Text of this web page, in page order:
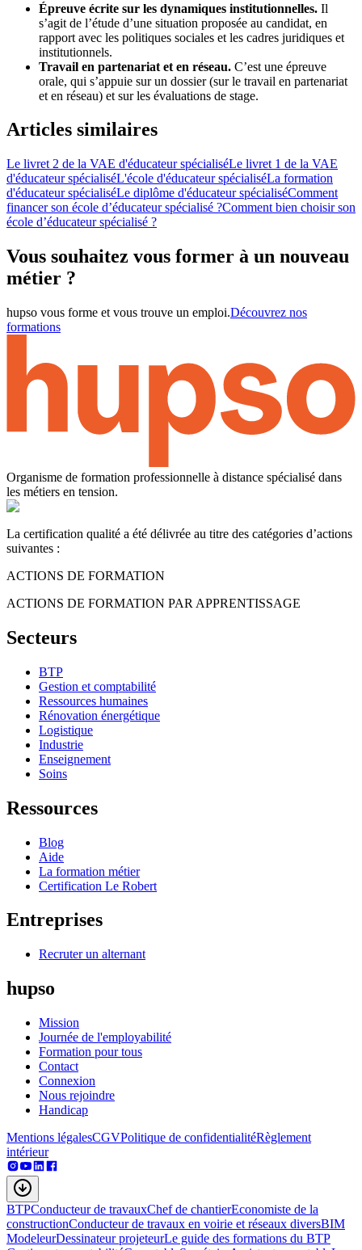
Épreuve écrite sur les dynamiques institutionnelles. Il
s’agit de l’étude d’une situation proposée au candidat, en
rapport avec les politiques sociales et les cadres juridiques et
institutionnels.
Travail en partenariat et en réseau. C’est une épreuve
orale, qui s’appuie sur un dossier (sur le travail en partenariat
et en réseau) et sur les évaluations de stage.
Articles similaires
Le livret 2 de la VAE d'éducateur spécialiséLe livret 1 de la VAE
d'éducateur spécialiséL'école d'éducateur spécialiséLa formation
d'éducateur spécialiséLe diplôme d'éducateur spécialiséComment
financer son école d’éducateur spécialisé ?Comment bien choisir son
école d’éducateur spécialisé ?
Vous souhaitez vous former à un nouveau
métier ?
hupso vous forme et vous trouve un emploi.Découvrez nos
formations
Organisme de formation professionnelle à distance spécialisé dans
les métiers en tension.
La certification qualité a été délivrée au titre des catégories d’actions
suivantes :
ACTIONS DE FORMATION
ACTIONS DE FORMATION PAR APPRENTISSAGE
Secteurs
BTP
Gestion et comptabilité
Ressources humaines
Rénovation énergétique
Logistique
Industrie
Enseignement
Soins
Ressources
Blog
Aide
La formation métier
Certification Le Robert
Entreprises
Recruter un alternant
hupso
Mission
Journée de l'employabilité
Formation pour tous
Contact
Connexion
Nous rejoindre
Handicap
Mentions légalesCGVPolitique de confidentialitéRèglement
intérieur
BTPConducteur de travauxChef de chantierEconomiste de la
constructionConducteur de travaux en voirie et réseaux diversBIM
ModeleurDessinateur projeteurLe guide des formations du BTP